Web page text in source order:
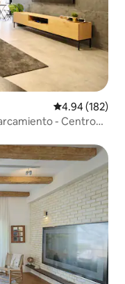
Calificación
4.94 (182)
- Centro